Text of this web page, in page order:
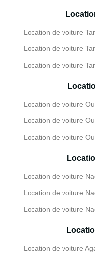
Location de voiture
Location de voiture
Location de voiture
Location de voiture
Location de voiture
Location de voiture
Location de voiture
Location de voiture
Location de voiture
Location de voiture